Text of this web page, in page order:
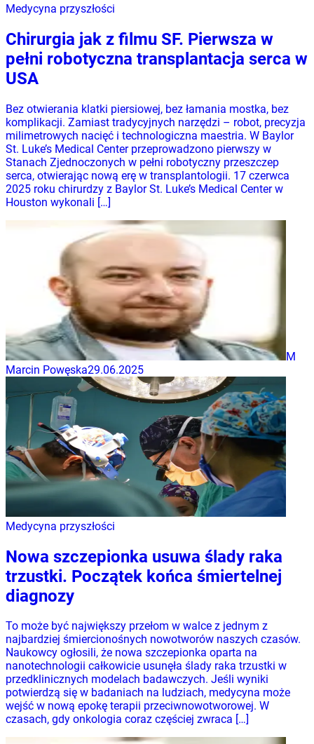
Medycyna przyszłości
Chirurgia jak z filmu SF. Pierwsza w
pełni robotyczna transplantacja serca w
USA
Bez otwierania klatki piersiowej, bez łamania mostka, bez
komplikacji. Zamiast tradycyjnych narzędzi – robot, precyzja
milimetrowych nacięć i technologiczna maestria. W Baylor
St. Luke’s Medical Center przeprowadzono pierwszy w
Stanach Zjednoczonych w pełni robotyczny przeszczep
serca, otwierając nową erę w transplantologii. 17 czerwca
2025 roku chirurdzy z Baylor St. Luke’s Medical Center w
Houston wykonali […]
M
Marcin Powęska29.06.2025
Medycyna przyszłości
Nowa szczepionka usuwa ślady raka
trzustki. Początek końca śmiertelnej
diagnozy
To może być największy przełom w walce z jednym z
najbardziej śmiercionośnych nowotworów naszych czasów.
Naukowcy ogłosili, że nowa szczepionka oparta na
nanotechnologii całkowicie usunęła ślady raka trzustki w
przedklinicznych modelach badawczych. Jeśli wyniki
potwierdzą się w badaniach na ludziach, medycyna może
wejść w nową epokę terapii przeciwnowotworowej. W
czasach, gdy onkologia coraz częściej zwraca […]